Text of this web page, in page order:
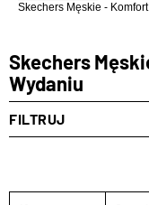
Skechers Męskie -
Skechers
Wydaniu
FILTRUJ